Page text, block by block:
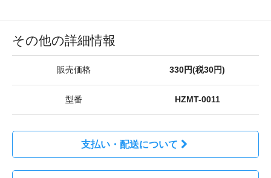
その他の詳細情報
販売価格 330円(税30円)
型番 HZMT-0011
支払い・配送について